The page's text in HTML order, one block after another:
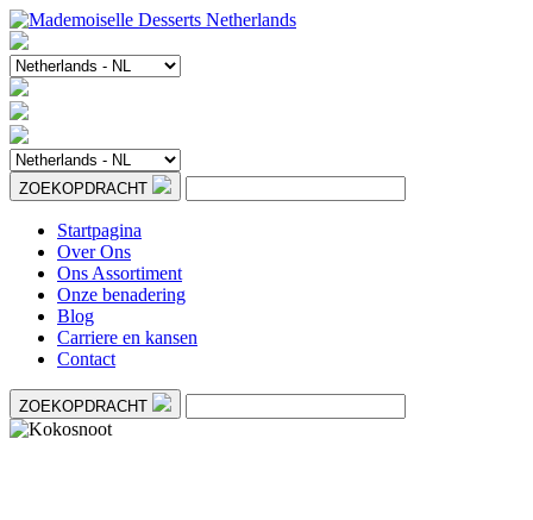
ZOEKOPDRACHT
Startpagina
Over Ons
Ons Assortiment
Onze benadering
Blog
Carriere en kansen
Contact
ZOEKOPDRACHT